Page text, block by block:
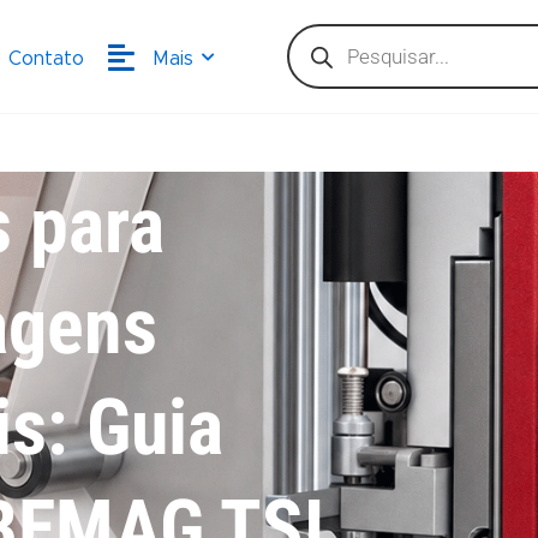
Contato Mais
Pesquisar
produtos
para
Guia